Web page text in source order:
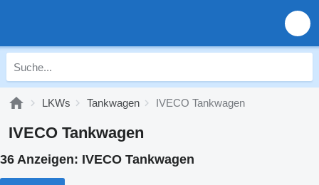
LKWs Tankwagen IVECO Tankwagen
IVECO Tankwagen
36 Anzeigen: IVECO Tankwagen